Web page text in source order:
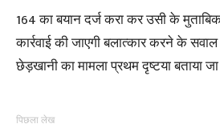
164 का बयान दर्ज करा कर उसी के
कार्रवाई की जाएगी बलात्कार करने के
छेड़खानी का मामला प्रथम दृष्टया बताया जा
पिछला लेख